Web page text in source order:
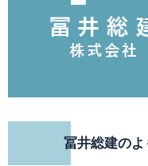
冨井総建の